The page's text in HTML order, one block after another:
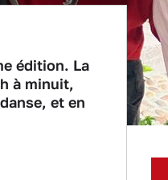
édition. La
à minuit,
et en